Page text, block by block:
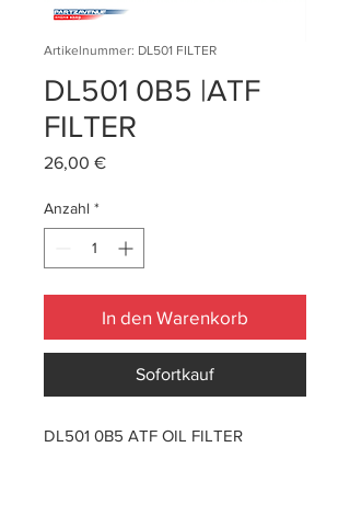
Artikelnummer: DL501 FILTER
DL501 0B5 |ATF
FILTER
26,00 €Preis
Anzahl *
In den Warenkorb
Sofortkauf
DL501 0B5 ATF OIL FILTER